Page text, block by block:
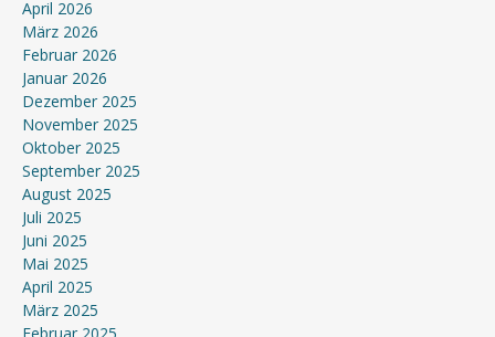
April 2026
März 2026
Februar 2026
Januar 2026
Dezember 2025
November 2025
Oktober 2025
September 2025
August 2025
Juli 2025
Juni 2025
Mai 2025
April 2025
März 2025